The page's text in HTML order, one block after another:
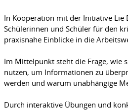
In Kooperation mit der Initiative Lie
Schülerinnen und Schüler für den
praxisnahe Einblicke in die
Im Mittelpunkt steht die Frage, wie
nutzen, um Informationen zu
werden und warum unabhängige
Durch interaktive Übungen und